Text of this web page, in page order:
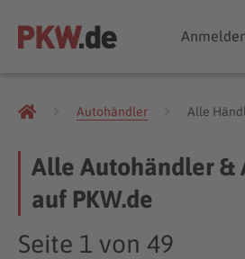
Autohändler Alle
Alle Autohändler &
auf PKW.de
Seite 1 von 49